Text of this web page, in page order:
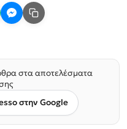
στα αποτελέσματα
στην Google